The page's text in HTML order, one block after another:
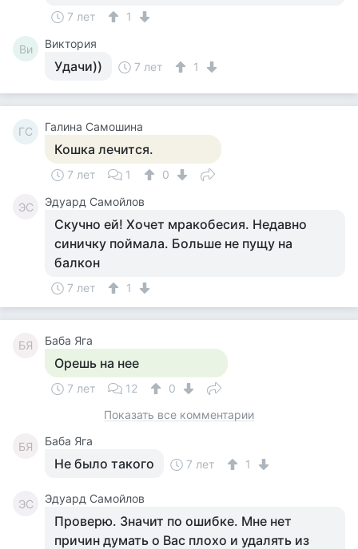
7 лет 1
Ви Виктория
Удачи)) 7 лет 1
ГС Галина Самошина
Кошка лечится.
7 лет 1 0
ЭС Эдуард Самойлов
Скучно ей! Хочет мракобесия. Недавно
синичку поймала. Больше не пущу на
балкон
7 лет 1
БЯ Баба Яга
Орешь на нее
7 лет 12
0
Показать все комментарии
БЯ Баба Яга
Не было такого 7 лет 1
ЭС Эдуард Самойлов
Проверю. Значит по ошибке. Мне нет
причин думать о Вас плохо и удалять из